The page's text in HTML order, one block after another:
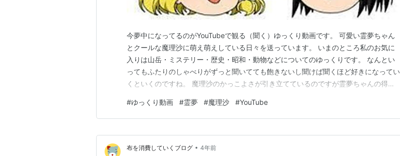
今夢中になってるのがYouTubeで観る（聞く）ゆっくり動画です。 可愛い霊夢ちゃん
とクールな魔理沙に萌え萌えしている日々を送っています。 いまのところ私のお気に
入りは山岳・ミステリー・歴史・昭和・動物などについてのゆっくりです。 なんとい
ってもふたりのしゃべりがずっと聞いてても飽きないし聞けば聞くほど好きになってい
くといくのですね。 魔理沙のかっこよさが引き立てているのですが霊夢ちゃんの得意
なりえげつないのを選択してはいるのですが。 www.youtube.com www.youtube.com
www.yout…
#ゆっくり動画 #霊夢 #魔理沙 #YouTube
布を消費していくブログ • 4年前